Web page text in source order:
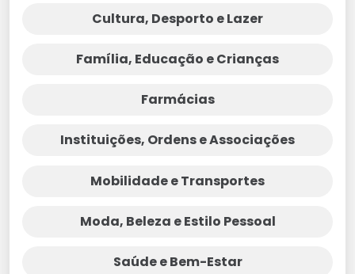
Cultura, Desporto e Lazer
Família, Educação e Crianças
Farmácias
Instituições, Ordens e Associações
Mobilidade e Transportes
Moda, Beleza e Estilo Pessoal
Saúde e Bem-Estar